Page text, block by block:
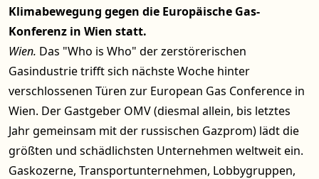
Klimabewegung gegen die Europäische Gas-
Konferenz in Wien statt.
Wien. Das "Who is Who" der zerstörerischen
Gasindustrie trifft sich nächste Woche hinter
verschlossenen Türen zur European Gas Conference in
Wien. Der Gastgeber OMV (diesmal allein, bis letztes
Jahr gemeinsam mit der russischen Gazprom) lädt die
größten und schädlichsten Unternehmen weltweit ein.
Gaskozerne, Transportunternehmen, Lobbygruppen,